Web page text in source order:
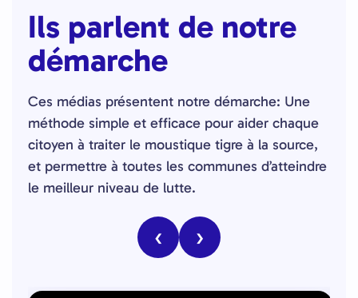
Ils parlent de notre
démarche
Ces médias présentent notre démarche: Une
méthode simple et efficace pour aider chaque
citoyen à traiter le moustique tigre à la source,
et permettre à toutes les communes d’atteindre
le meilleur niveau de lutte.
‹ ›